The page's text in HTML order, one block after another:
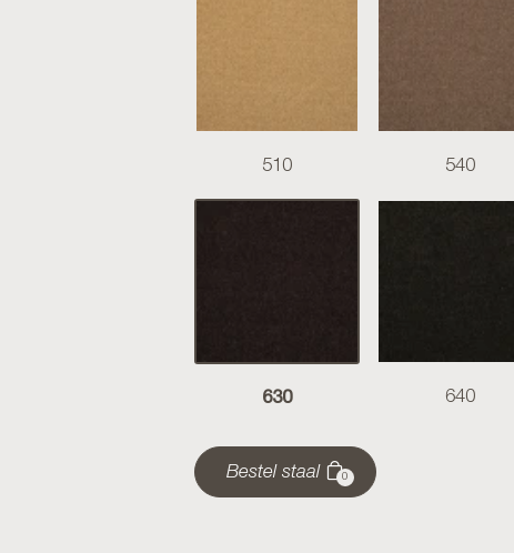
510 540
630 640
Bestel staal 0